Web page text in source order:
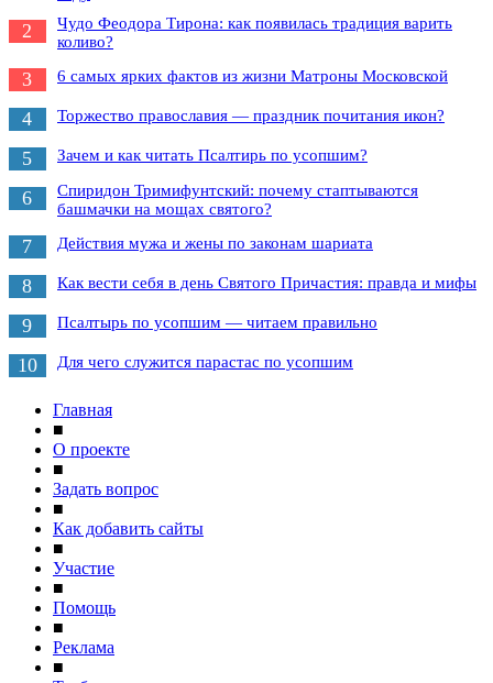
2
Чудо Феодора Тирона: как появилась традиция варить
коливо?
3 6 самых ярких фактов из жизни Матроны Московской
4 Торжество православия — праздник почитания икон?
5 Зачем и как читать Псалтирь по усопшим?
6
Спиридон Тримифунтский: почему стаптываются
башмачки на мощах святого?
7 Действия мужа и жены по законам шариата
8 Как вести себя в день Святого Причастия: правда и мифы
9 Псалтырь по усопшим — читаем правильно
10 Для чего служится парастас по усопшим
Главная
■
О проекте
■
Задать вопрос
■
Как добавить сайты
■
Участие
■
Помощь
■
Реклама
■